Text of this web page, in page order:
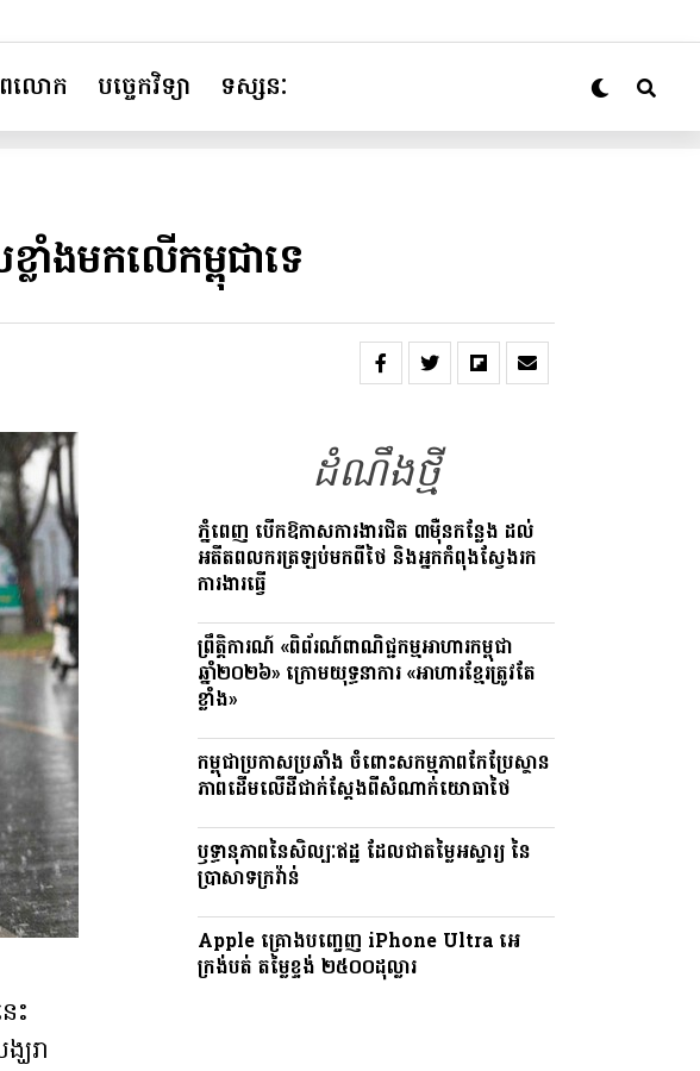
លោក បច្ចេកវិទ្យា ទស្សនៈ
លាំងមកលើកម្ពុជាទេ
ះ
រា
ដំណឹងថ្មី
ភ្នំពេញ បើកឱកាសការងារជិត ៣ម៉ឺនកន្លែង ដល់
អតីតពលករត្រឡប់មកពីថៃ និងអ្នកកំពុងស្វែងរក
ការងារធ្វើ
ព្រឹត្តិការណ៍ «ពិព័រណ៍ពាណិជ្ជកម្មអាហារកម្ពុជា
ឆ្នាំ២០២៦» ក្រោមយុទ្ធនាការ «អាហារខ្មែរត្រូវតែ
ខ្លាំង»
កម្ពុជាប្រកាសប្រឆាំង ចំពោះសកម្មភាពកែប្រែស្ថាន
ភាពដើមលើដីជាក់ស្តែងពីសំណាក់យោធាថៃ
ឫទ្ធានុភាពនៃសិល្បៈឥដ្ឋ ដែលជាតម្លៃអស្ចារ្យ នៃ
ប្រាសាទក្រវ៉ាន់
Apple គ្រោងបញ្ចេញ iPhone Ultra អេ
ក្រង់បត់ តម្លៃខ្ទង់ ២៥០០ដុល្លារ